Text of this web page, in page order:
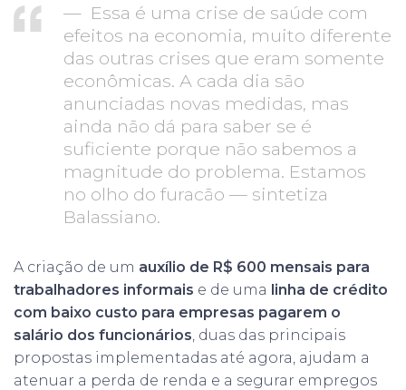
— Essa é uma crise de saúde com
efeitos na economia, muito diferente
das outras crises que eram somente
econômicas. A cada dia são
anunciadas novas medidas, mas
ainda não dá para saber se é
suficiente porque não sabemos a
magnitude do problema. Estamos
no olho do furacão — sintetiza
Balassiano.
A criação de um auxílio de R$ 600 mensais para
trabalhadores informais e de uma linha de crédito
com baixo custo para empresas pagarem o
salário dos funcionários , duas das principais
propostas implementadas até agora, ajudam a
atenuar a perda de renda e a segurar empregos